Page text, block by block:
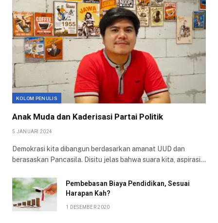
KOLOM PENULIS
Anak Muda dan Kaderisasi Partai Politik
5 JANUARI 2024
Demokrasi kita dibangun berdasarkan amanat UUD dan
berasaskan Pancasila. Disitu jelas bahwa suara kita, aspirasi…
Pembebasan Biaya Pendidikan, Sesuai
Harapan Kah?
1 DESEMBER 2020